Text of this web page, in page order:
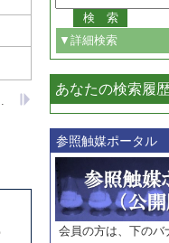
反応への適用
▼詳細検索
巻・号指定
巻
号
範囲指定
巻
号
号
あなたの検索履
参照触媒ポータル
会員の方は、下のバ